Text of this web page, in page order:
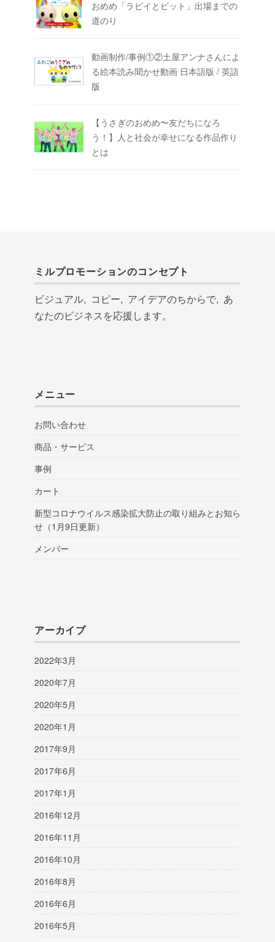
おめめ「ラビイとビット」出場までの
道のり
動画制作/事例①②土屋アンナさんによ
る絵本読み聞かせ動画 日本語版 / 英語
版
【うさぎのおめめ〜友だちになろ
う！】人と社会が幸せになる作品作り
とは
ミルプロモーションのコンセプト
ビジュアル, コピー, アイデアのちからで, あ
なたのビジネスを応援します。
メニュー
お問い合わせ
商品・サービス
事例
カート
新型コロナウイルス感染拡大防止の取り組みとお知ら
せ（1月9日更新）
メンバー
アーカイブ
2022年3月
2020年7月
2020年5月
2020年1月
2017年9月
2017年6月
2017年1月
2016年12月
2016年11月
2016年10月
2016年8月
2016年6月
2016年5月